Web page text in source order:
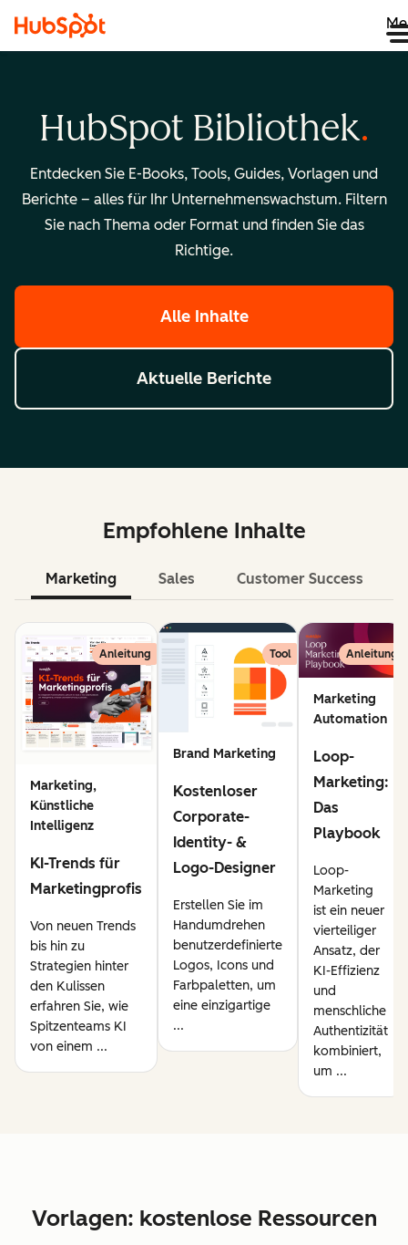
HubSpot Bibliothek
Entdecken Sie E-Books, Tools, Guides, Vorlagen und
Berichte – alles für Ihr Unternehmenswachstum. Filtern
Sie nach Thema oder Format und finden Sie das
Richtige.
Alle Inhalte
Aktuelle Berichte
Empfohlene Inhalte
Marketing Sales Customer Success
Anleitung
Marketing,
Künstliche
Intelligenz
KI-Trends für
Marketingprofis
Von neuen Trends
bis hin zu
Strategien hinter
den Kulissen
erfahren Sie, wie
Spitzenteams KI
von einem ...
Tool
Brand Marketing
Kostenloser
Corporate-
Identity- &
Logo-Designer
Erstellen Sie im
Handumdrehen
benutzerdefinierte
Logos, Icons und
Farbpaletten, um
eine einzigartige
...
Anleitung
Marketing
Automation
Loop-
Marketing:
Das
Playbook
Loop-
Marketing
ist ein neuer
vierteiliger
Ansatz, der
KI-Effizienz
und
menschliche
Authentizität
kombiniert,
um ...
Vorlagen: kostenlose Ressourcen